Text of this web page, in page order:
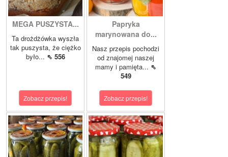
MEGA PUSZYSTA...
Ta drożdżówka wyszła
tak puszysta, że ciężko
było... ⇖ 556
Zobacz przepis!
Papryka
marynowana do...
Nasz przepis pochodzi
od znajomej naszej
mamy i pamięta... ⇖
549
Zobacz przepis!